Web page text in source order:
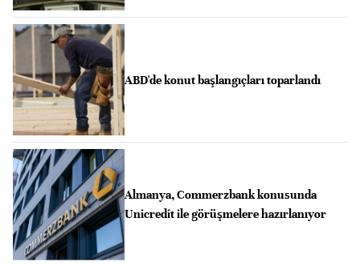
ABD'de konut başlangıçları toparlandı
Almanya, Commerzbank konusunda
Unicredit ile görüşmelere hazırlanıyor